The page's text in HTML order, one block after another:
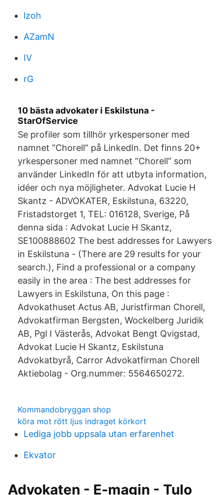
lzoh
AZamN
IV
rG
10 bästa advokater i Eskilstuna -
StarOfService
Se profiler som tillhör yrkespersoner med
namnet ”Chorell” på LinkedIn. Det finns 20+
yrkespersoner med namnet ”Chorell” som
använder LinkedIn för att utbyta information,
idéer och nya möjligheter. Advokat Lucie H
Skantz - ADVOKATER, Eskilstuna, 63220,
Fristadstorget 1, TEL: 016128, Sverige, På
denna sida : Advokat Lucie H Skantz,
SE100888602 The best addresses for Lawyers
in Eskilstuna - (There are 29 results for your
search.), Find a professional or a company
easily in the area : The best addresses for
Lawyers in Eskilstuna, On this page :
Advokathuset Actus AB, Juristfirman Chorell,
Advokatfirman Bergsten, Wockelberg Juridik
AB, Pgl I Västerås, Advokat Bengt Qvigstad,
Advokat Lucie H Skantz, Eskilstuna
Advokatbyrå, Carror Advokatfirman Chorell
Aktiebolag - Org.nummer: 5564650272.
Kommandobryggan shop
köra mot rött ljus indraget körkort
Lediga jobb uppsala utan erfarenhet
Ekvator
Advokaten - E-magin - Tulo